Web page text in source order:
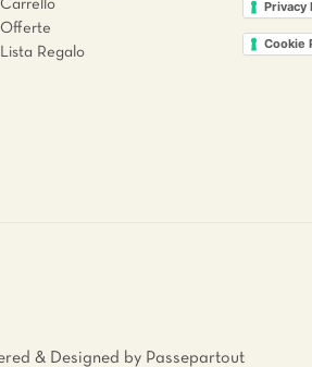
Carrello
Offerte
Lista Regalo
Privacy
Cookie
& Designed by Passepartout